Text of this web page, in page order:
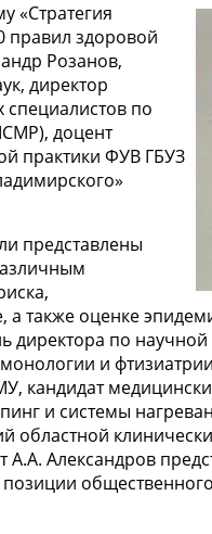
«Стратегия
правил здоровой
Розанов,
директор
по
доцент
практики ФУВ ГБУЗ
представлены
также оценке
директора по
и
кандидат
и системы
областной
А.А. Александров